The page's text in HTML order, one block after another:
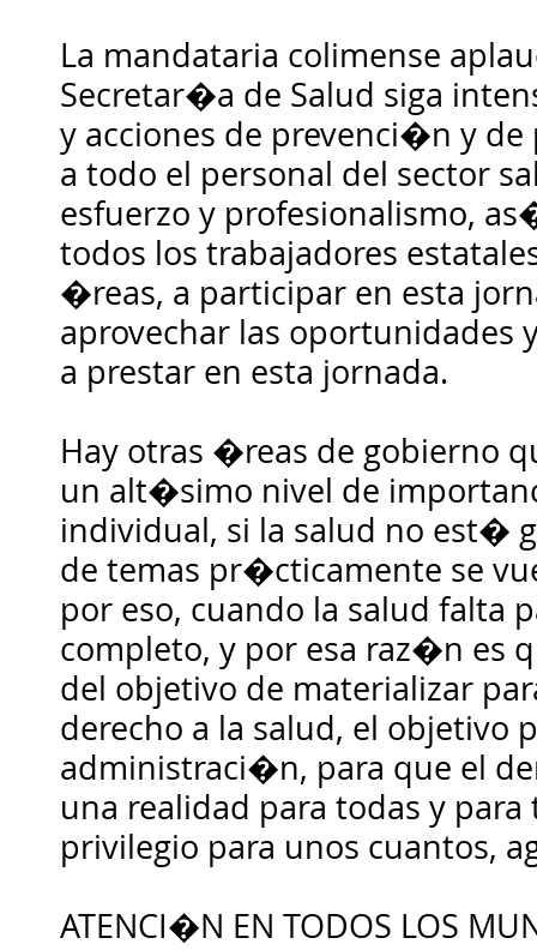
La mandataria colimense
Secretar�a de Salud siga
y acciones de prevenci�n y
a todo el personal del sector
esfuerzo y profesionalismo,
todos los trabajadores
�reas, a participar en esta
aprovechar las oportunidades
a prestar en esta jornada.
Hay otras �reas de gobierno
un alt�simo nivel de
individual, si la salud no est�
de temas pr�cticamente se
por eso, cuando la salud falta
completo, y por esa raz�n es
del objetivo de materializar
derecho a la salud, el objetivo
administraci�n, para que el
una realidad para todas y
privilegio para unos cuantos,
ATENCI�N EN TODOS LOS